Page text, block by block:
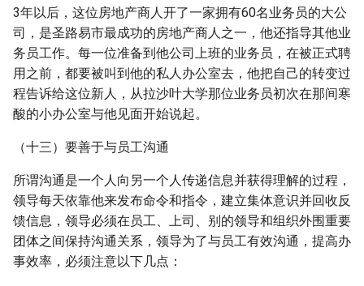
3年以后，这位房地产商人开了一家拥有60名业务员的大公
司，是圣路易市最成功的房地产商人之一，他还指导其他业
务员工作。每一位准备到他公司上班的业务员，在被正式聘
用之前，都要被叫到他的私人办公室去，他把自己的转变过
程告诉给这位新人，从拉沙叶大学那位业务员初次在那间寒
酸的小办公室与他见面开始说起。
（十三）要善于与员工沟通
所谓沟通是一个人向另一个人传递信息并获得理解的过程，
领导每天依靠他来发布命令和指令，建立集体意识并回收反
馈信息，领导必须在员工、上司、别的领导和组织外围重要
团体之间保持沟通关系，领导为了与员工有效沟通，提高办
事效率，必须注意以下几点：